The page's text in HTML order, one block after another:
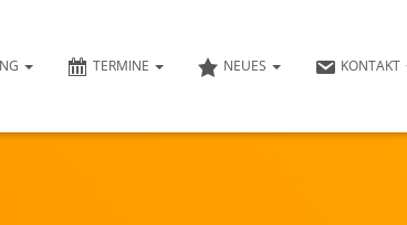
TERMINE NEUES KONTAKT